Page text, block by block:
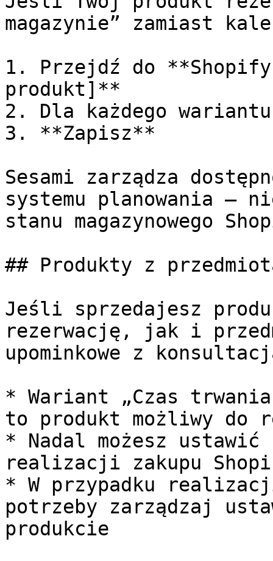
magazynie” zamiast
1. Przejdź do
produkt]**
2. Dla każdego
3. **Zapisz**
Sesami zarządza
systemu planowania —
stanu magazynowego
## Produkty z
Jeśli sprzedajesz
rezerwację, jak i
upominkowe z
* Wariant „Czas
to produkt możliwy do
* Nadal możesz
realizacji zakupu
* W przypadku
potrzeby zarządzaj
produkcie